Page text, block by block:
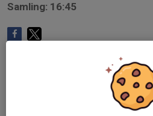
Samling: 16:45